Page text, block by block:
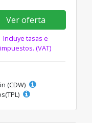
Ver oferta
Incluye tasas e
impuestos. (VAT)
(CDW)